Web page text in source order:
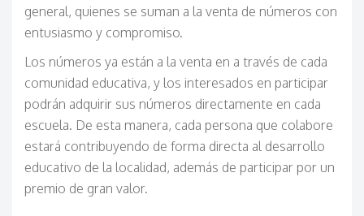
general, quienes se suman a la venta de números con
entusiasmo y compromiso.
Los números ya están a la venta en a través de cada
comunidad educativa, y los interesados en participar
podrán adquirir sus números directamente en cada
escuela. De esta manera, cada persona que colabore
estará contribuyendo de forma directa al desarrollo
educativo de la localidad, además de participar por un
premio de gran valor.